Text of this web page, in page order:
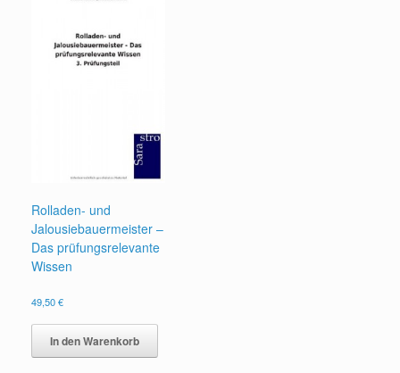
Rolladen- und
Jalousiebauermeister –
Das prüfungsrelevante
Wissen
49,50€
In den Warenkorb